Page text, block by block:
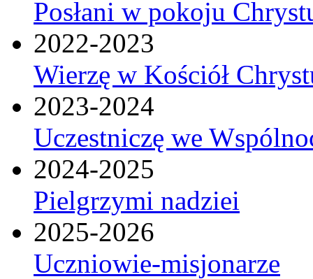
Posłani w pokoju
2022-2023
Wierzę w Kościół
2023-2024
Uczestniczę we
2024-2025
Pielgrzymi nadziei
2025-2026
Uczniowie-misjonarze